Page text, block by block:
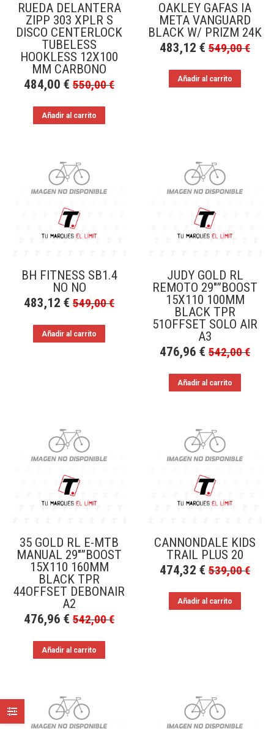
RUEDA DELANTERA
ZIPP 303 XPLR S
DISCO CENTERLOCK
TUBELESS
HOOKLESS 12X100
MM CARBONO
484,00 € 550,00€
Añadir al carrito
OAKLEY GAFAS IA
META VANGUARD
BLACK W/ PRIZM 24K
483,12 € 549,00€
Añadir al carrito
BH FITNESS SB1.4
NO NO
483,12 € 549,00€
Añadir al carrito
JUDY GOLD RL
REMOTO 29″”BOOST
15X110 100MM
BLACK TPR
51OFFSET SOLO AIR
A3
476,96 € 542,00€
Añadir al carrito
35 GOLD RL E-MTB
MANUAL 29″”BOOST
15X110 160MM
BLACK TPR
44OFFSET DEBONAIR
A2
476,96 € 542,00€
Añadir al carrito
CANNONDALE KIDS
TRAIL PLUS 20
474,32 € 539,00€
Añadir al carrito